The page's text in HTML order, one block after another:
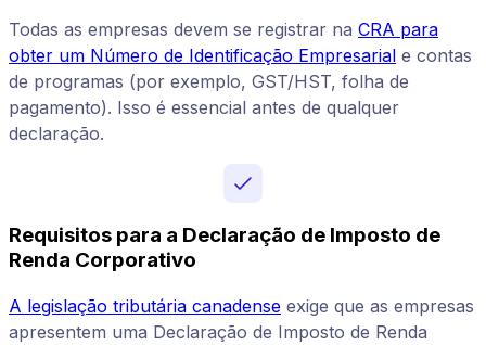
Todas as empresas devem se registrar na CRA para
obter um Número de Identificação Empresarial e contas
de programas (por exemplo, GST/HST, folha de
pagamento). Isso é essencial antes de qualquer
declaração.
Requisitos para a Declaração de Imposto de
Renda Corporativo
A legislação tributária canadense exige que as empresas
apresentem uma Declaração de Imposto de Renda